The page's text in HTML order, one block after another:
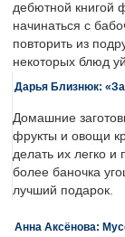
дебютной книгой
начинаться с
повторить из
некоторых блюд
Дарья Близнюк:
Домашние
фрукты и овощи
делать их легко и
более баночка
лучший подарок.
Анна Аксёнова: